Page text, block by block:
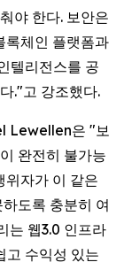
야 한다. 보안은
록체인 플랫폼과
텔리전스를 공
."고 강조했다.
Lewellen은 "보
완전히 불가능
위자가 이 같은
도록 충분히 여
는 웹3.0 인프라
고 수익성 있는